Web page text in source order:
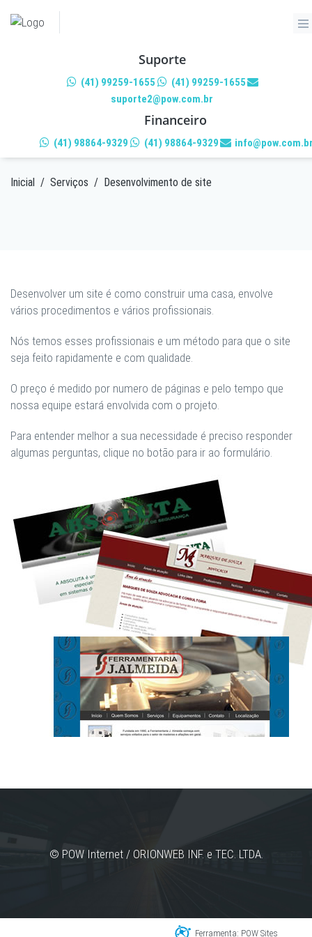
Suporte
(41) 99259-1655
(41) 99259-1655
suporte2@pow.com.br
Financeiro
(41) 98864-9329 (41) 98864-9329
DESENVOLVIMENTO DE
SITE
Inicial / Serviços / Desenvolvimento de site
Desenvolver um site é como construir uma casa, envolve
vários procedimentos e vários profissionais.
Nós temos esses profissionais e um método para que o site
seja feito rapidamente e com qualidade.
O preço é medido por numero de páginas e pelo tempo que
nossa equipe estará envolvida com o projeto.
Para entender melhor a sua necessidade é preciso responder
algumas perguntas, clique no botão para ir ao formulário.
© POW Internet / ORIONWEB INF. e TEC. LTDA.
Ferramenta: POW Sites